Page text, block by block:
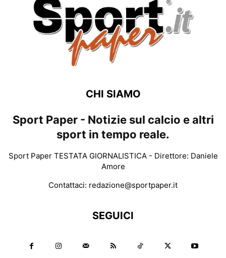
CHI SIAMO
Sport Paper - Notizie sul calcio e altri
sport in tempo reale.
Sport Paper TESTATA GIORNALISTICA - Direttore: Daniele
Amore
Contattaci: redazione@sportpaper.it
SEGUICI